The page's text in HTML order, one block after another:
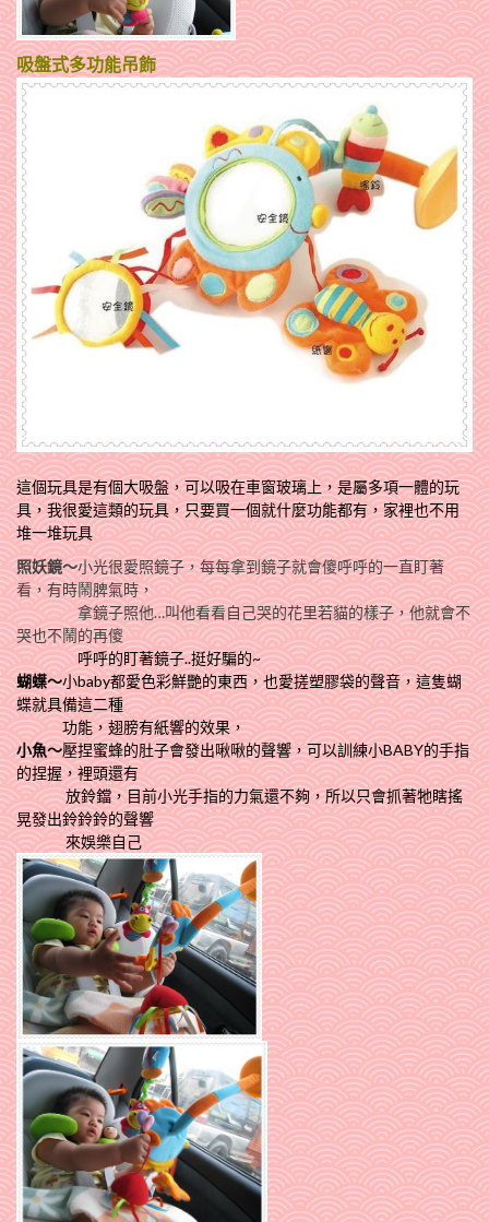
吸盤式多功能吊飾
這個玩具是有個大吸盤，可以吸在車窗玻璃上，是屬多項一體的玩
具，我很愛這類的玩具，只要買一個就什麼功能都有，家裡也不用
堆一堆玩具
照妖鏡～小光很愛照鏡子，每每拿到鏡子就會傻呼呼的一直盯著
看，有時鬧脾氣時，
拿鏡子照他…叫他看看自己哭的花里若貓的樣子，他就會不
哭也不鬧的再傻
呼呼的盯著鏡子..挺好騙的~
蝴蠂～小baby都愛色彩鮮艷的東西，也愛搓塑膠袋的聲音，這隻蝴
蝶就具備這二種
功能，翅膀有紙響的效果，
小魚～壓捏蜜蜂的肚子會發出啾啾的聲響，可以訓練小BABY的手指
的捏握，裡頭還有
放鈴鐺，目前小光手指的力氣還不夠，所以只會抓著牠瞎搖
晃發出鈴鈴鈴的聲響
來娛樂自己